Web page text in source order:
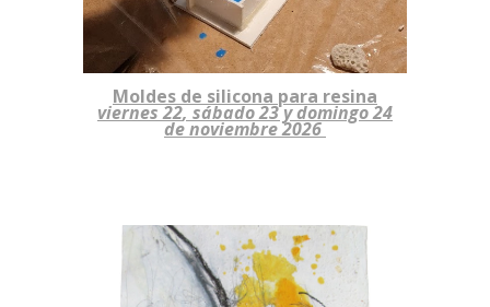
Moldes de silicona para resina
viernes 22, sábado 23y domingo 24
denoviembre2026